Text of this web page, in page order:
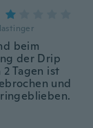
beim
der Drip
Tagen ist
und